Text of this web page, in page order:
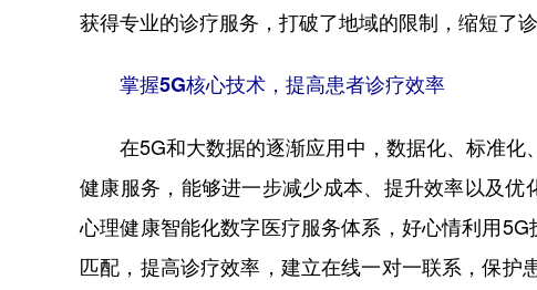
获得专业的诊疗服务，打破了地域的限制，缩短了
掌握5G核心技术，提高患者诊疗效率
在5G和大数据的逐渐应用中，数据化、标准
健康服务，能够进一步减少成本、提升效率以及
心理健康智能化数字医疗服务体系，好心情利用
匹配，提高诊疗效率，建立在线一对一联系，保